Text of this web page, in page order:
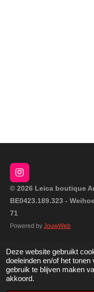
Deze website gebruikt
doeleinden en/of het
gebruik te blijven maken
akkoord.
I
n
t
r
© 2026 Leica boutique
BE0423.189.323 -
71
Powered by JouwWeb